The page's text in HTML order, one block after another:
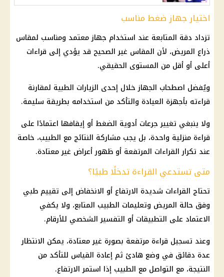
اختيار جهاز ضغط مناسب
تزداد دقة المتابعة عند استخدام جهاز معتمد ومناسب لمقاس
ذراع المريض، لأن المقاس غير الصحيح قد يؤدي إلى قراءات
أعلى أو أقل من المستوى الحقيقي.
ويُفضل اصطحاب الجهاز خلال إحدى الزيارات الطبية لمقارنة
قراءته بأجهزة العيادة والتأكد من استخدامه بطريقة سليمة.
ولا ينبغي تغيير جرعات أدوية الضغط أو إيقافها اعتمادًا على
قراءة منزلية واحدة، بل يجب مشاركة النتائج مع الطبيب، خاصة
عند تكرار القراءات المرتفعة أو ظهور أعراض غير معتادة.
متى تستدعي القراءة تدخلًا طبيًا؟
تحتاج القراءات شديدة الارتفاع أو الانخفاض إلى تقييم طبي
وفق حالة المريض وتعليمات الطبيب المتابع، ولا يكفي
الاعتماد على التطبيقات أو التفسير الشخصي للأرقام.
وعند تسجيل قراءة مرتفعة بصورة غير معتادة، يمكن الانتظار
عدة دقائق في وضع هادئ ثم إعادة القياس للتأكد من
النتيجة، مع التواصل مع الطبيب إذا استمر الارتفاع.